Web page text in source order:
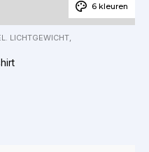
6 kleuren
LICHTGEWICHT,